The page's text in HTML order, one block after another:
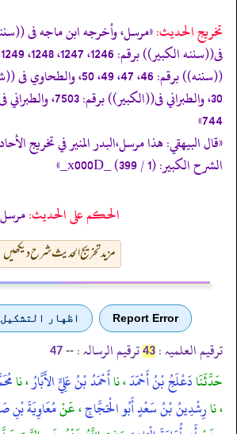
تخریج الحدیث:
((سننه)) برقم: 46، 47، 49،
30، والطبراني
744»
«قال البيهقي: هذا مرسل،البدر المنير في تخريج
الشرح الكبير: (1 / 399) _x000D_»
الحكم على الحديث:مرسل
مزید تخریج الحدیث شرح دیکھیں
Report Error اظهار التشكيل
ترقیم العلمیہ : 43 ترقیم الرسالہ : --
47
حَدَّثَنَادَعْلَجُ بْنُ أَحْمَدَ، ناأَحْمَدُ بْنُ عَلِيٍّ الأَبَّارُ، نا
، نارِشْدِينُ بْنُ سَعْدٍ أَبُو الْحَجَّاجِ، عَنْمُعَاوِيَةَ بْنِ